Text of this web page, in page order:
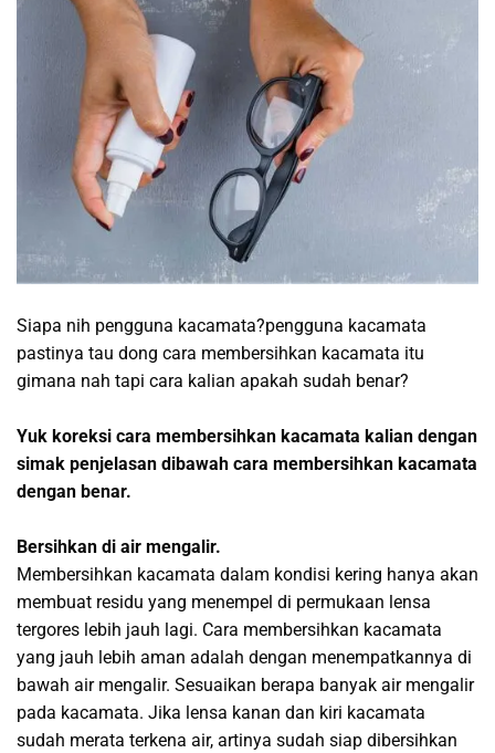
Siapa nih pengguna kacamata?pengguna kacamata
pastinya tau dong cara membersihkan kacamata itu
gimana nah tapi cara kalian apakah sudah benar?
Yuk koreksi cara membersihkan kacamata kalian dengan
simak penjelasan dibawah cara membersihkan kacamata
dengan benar.
Bersihkan di air mengalir.
Membersihkan kacamata dalam kondisi kering hanya akan
membuat residu yang menempel di permukaan lensa
tergores lebih jauh lagi. Cara membersihkan kacamata
yang jauh lebih aman adalah dengan menempatkannya di
bawah air mengalir. Sesuaikan berapa banyak air mengalir
pada kacamata. Jika lensa kanan dan kiri kacamata
sudah merata terkena air, artinya sudah siap dibersihkan